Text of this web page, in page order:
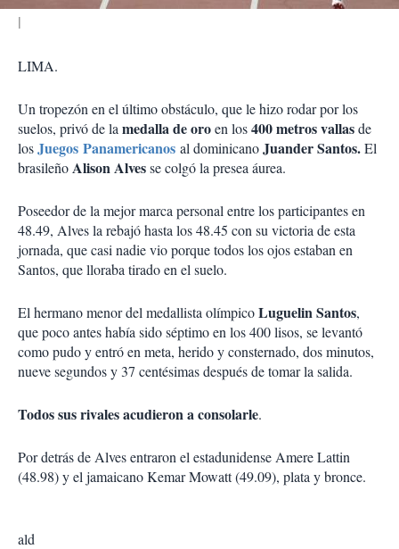
LIMA.
Un tropezón en el último obstáculo, que le hizo rodar por los
suelos, privó de la medalla de oroen los400 metros vallasde
losJuegos Panamericanos al dominicanoJuander Santos.El
brasileñoAlison Alvesse colgó la presea áurea.
Poseedor de la mejor marca personal entre los participantes en
48.49, Alves la rebajó hasta los 48.45 con su victoria de esta
jornada, que casi nadie vio porque todos los ojos estaban en
Santos, que lloraba tirado en el suelo.
El hermano menor del medallista olímpicoLuguelin Santos,
que poco antes había sido séptimo en los 400 lisos, se levantó
como pudo y entró en meta, herido y consternado, dos minutos,
nueve segundos y 37 centésimas después de tomar la salida.
Todos sus rivales acudieron a consolarle.
Por detrás de Alves entraron el estadunidense Amere Lattin
(48.98) y el jamaicano Kemar Mowatt (49.09), plata y bronce.
ald